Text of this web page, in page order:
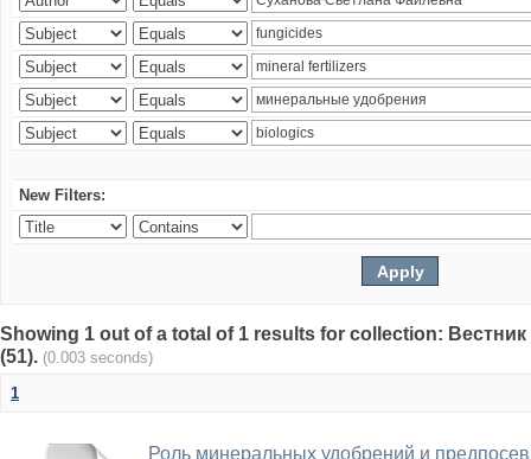
New Filters:
Showing 1 out of a total of 1 results for collection:
(51). (0.003 seconds)
1
Роль минеральных удобрений и